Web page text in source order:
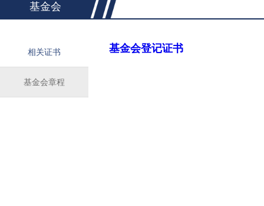
基金会
相关证书
基金会章程
基金会登记证书